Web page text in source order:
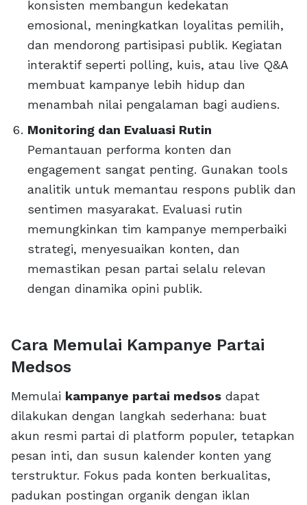
konsisten membangun kedekatan
emosional, meningkatkan loyalitas pemilih,
dan mendorong partisipasi publik. Kegiatan
interaktif seperti polling, kuis, atau live Q&A
membuat kampanye lebih hidup dan
menambah nilai pengalaman bagi audiens.
Monitoring dan Evaluasi Rutin
Pemantauan performa konten dan
engagement sangat penting. Gunakan tools
analitik untuk memantau respons publik dan
sentimen masyarakat. Evaluasi rutin
memungkinkan tim kampanye memperbaiki
strategi, menyesuaikan konten, dan
memastikan pesan partai selalu relevan
dengan dinamika opini publik.
Cara Memulai Kampanye Partai
Medsos
Memulai kampanye partai medsos dapat
dilakukan dengan langkah sederhana: buat
akun resmi partai di platform populer, tetapkan
pesan inti, dan susun kalender konten yang
terstruktur. Fokus pada konten berkualitas,
padukan postingan organik dengan iklan